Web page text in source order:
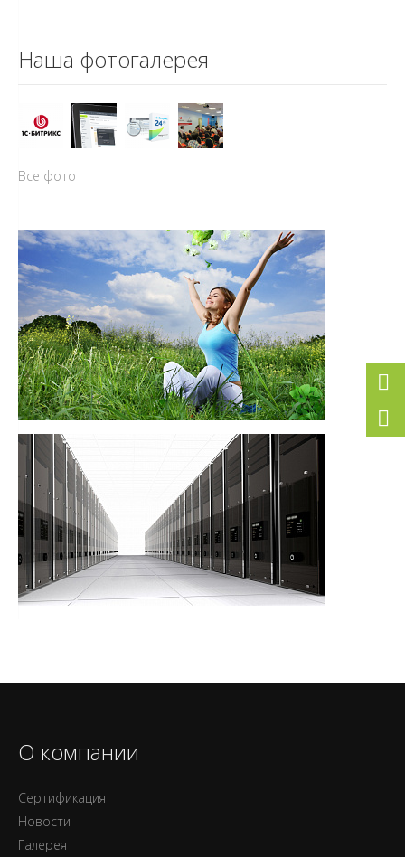
Наша фотогалерея
Все фото
О компании
Сертификация
Новости
Галерея